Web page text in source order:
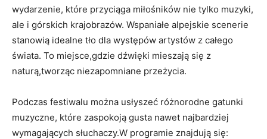
wydarzenie, które przyciąga miłośników ‍nie tylko muzyki,
⁤ale i‍ górskich⁢ krajobrazów. Wspaniałe alpejskie scenerie
stanowią idealne⁤ tło dla występów artystów z‌ całego
świata. To miejsce,gdzie dźwięki mieszają się z
‍naturą,tworząc niezapomniane​ przeżycia.
Podczas festiwalu ⁢można usłyszeć różnorodne gatunki
muzyczne, które ⁢zaspokoją gusta nawet najbardziej
wymagających słuchaczy.W programie znajdują się: